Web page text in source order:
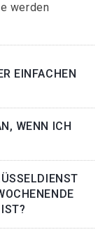
werden
EINFACHEN
WENN ICH